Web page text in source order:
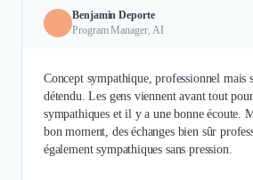
Benjamin Deporte
Program Manager, AI
Concept sympathique, professionnel mais
détendu. Les gens viennent avant tout
sympathiques et il y a une bonne écoute.
bon moment, des échanges bien sûr
également sympathiques sans pression.